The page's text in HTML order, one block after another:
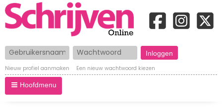
Gebruikersnaam Wachtwoord
Nieuw profiel aanmaken Een nieuw wachtwoord kiezen
Hoofdmenu